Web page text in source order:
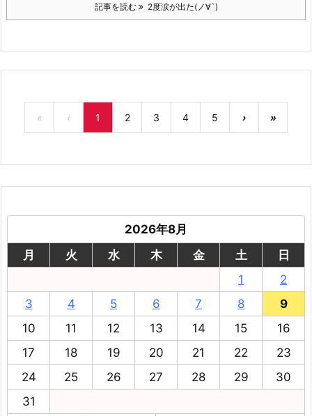
記事を読む 2度涙が出た(ノ∀`)
« ‹ 1 2 3 4 5 › »
2026年8月
月
火 水 木 金 土
日
1
2
3
4 5 6 7 8
9
10
11 12 13 14 15
16
17
18 19 20 21 22
23
24
25 26 27 28 29
30
31